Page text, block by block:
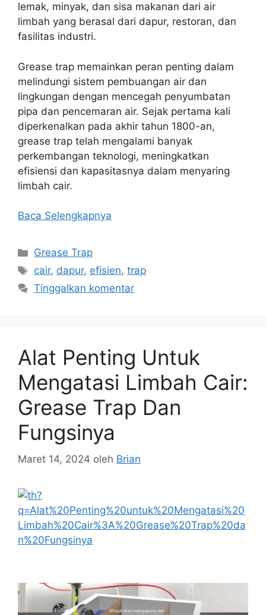
lemak, minyak, dan sisa makanan dari air
limbah yang berasal dari dapur, restoran, dan
fasilitas industri.
Grease trap memainkan peran penting dalam
melindungi sistem pembuangan air dan
lingkungan dengan mencegah penyumbatan
pipa dan pencemaran air. Sejak pertama kali
diperkenalkan pada akhir tahun 1800-an,
grease trap telah mengalami banyak
perkembangan teknologi, meningkatkan
efisiensi dan kapasitasnya dalam menyaring
limbah cair.
Baca Selengkapnya
Kategori
Grease Trap
Tag
cair, dapur, efisien,trap
Tinggalkan komentar
Alat Penting Untuk
Mengatasi Limbah Cair:
Grease Trap Dan
Fungsinya
Maret 14, 2024 oleh Brian